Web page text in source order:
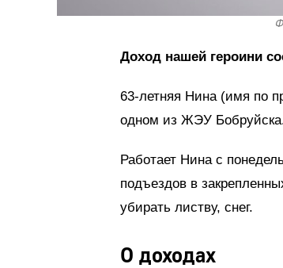
Доход нашей героини
63-летняя Нина (имя по
одном из ЖЭУ
Работает Нина с
подъездов в
убирать листву, снег.
О доходах